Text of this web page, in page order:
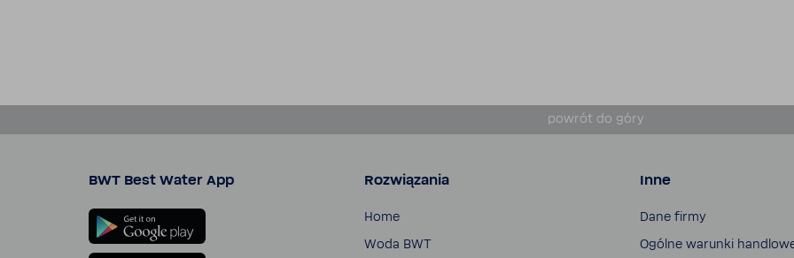
powrót do góry
BWT Best Water App Rozwiązania
Home
Woda BWT
Inne
Dane firmy
Ogólne warunki